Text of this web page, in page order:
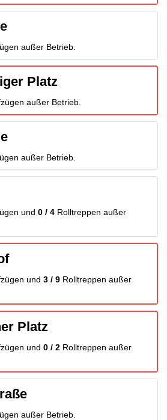
außer Betrieb.
Platz
außer Betrieb.
außer Betrieb.
und 0 / 4 Rolltreppen außer
und 3 / 9 Rolltreppen außer
Platz
und 0 / 2 Rolltreppen außer
außer Betrieb.